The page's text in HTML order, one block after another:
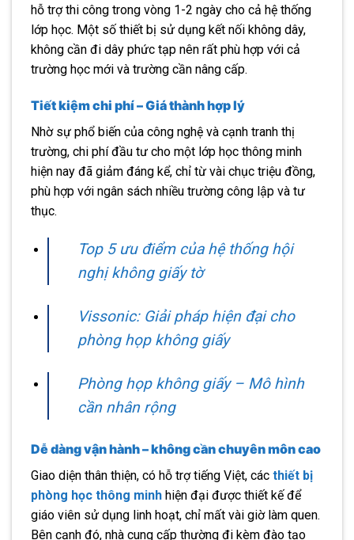
hỗ trợ thi công trong vòng 1-2 ngày cho cả hệ thống
lớp học. Một số thiết bị sử dụng kết nối không dây,
không cần đi dây phức tạp nên rất phù hợp với cả
trường học mới và trường cần nâng cấp.
Tiết kiệm chi phí – Giá thành hợp lý
Nhờ sự phổ biến của công nghệ và cạnh tranh thị
trường, chi phí đầu tư cho một lớp học thông minh
hiện nay đã giảm đáng kể, chỉ từ vài chục triệu đồng,
phù hợp với ngân sách nhiều trường công lập và tư
thục.
Top 5 ưu điểm của hệ thống hội
nghị không giấy tờ
Vissonic: Giải pháp hiện đại cho
phòng họp không giấy
Phòng họp không giấy – Mô hình
cần nhân rộng
Dễ dàng vận hành – không cần chuyên môn cao
Giao diện thân thiện, có hỗ trợ tiếng Việt, các thiết bị
phòng học thông minh hiện đại được thiết kế để
giáo viên sử dụng linh hoạt, chỉ mất vài giờ làm quen.
Bên cạnh đó, nhà cung cấp thường đi kèm đào tạo